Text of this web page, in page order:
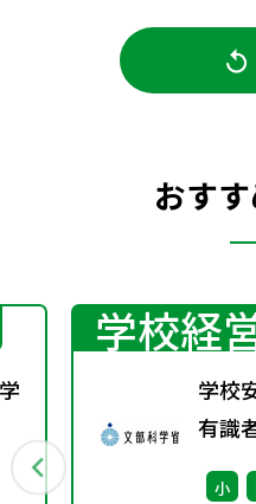
おす
学校経
学校
有識
度）
小